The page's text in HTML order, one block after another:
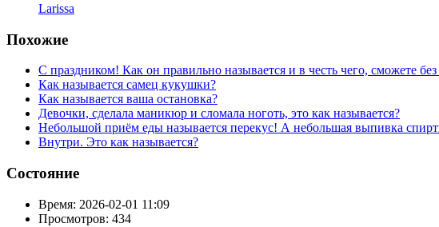
Larissa
Похожие
С праздником! Как он правильно называется и в честь чего, сможете без
Как называется самец кукушки?
Как называется ваша остановка?
Девочки, сделала маникюр и сломала ноготь, это как называется?
Небольшой приём еды называется перекус! А небольшая выпивка
Внутри. Это как называется?
Состояние
Время: 2026-02-01 11:09
Просмотров: 434